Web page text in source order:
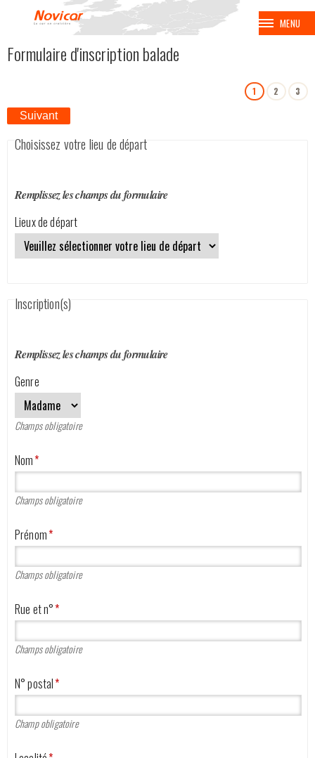
MENU
BALADES
CROISIÈRES
AVION
EUROPA PARK
COUPE SPENGLER
CATALOGUE
Nos véhicules
Qui sommes-nous ?
Contactez-nous
Formulaire d'inscription balade
1 2 3
Suivant
Choisissez votre lieu de départ
Remplissez les champs du formulaire
Lieux de départ
Inscription(s)
Remplissez les champs du formulaire
Genre
Champs obligatoire
Nom*
Champs obligatoire
Prénom*
Champs obligatoire
Rue et n°*
Champs obligatoire
N° postal*
Champ obligatoire